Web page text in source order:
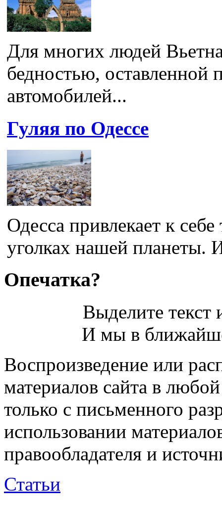
Для многих людей
бедностью, оставленной
автомобилей...
Гуляя по Одессе
Одесса привлекает к
уголках нашей планеты.
Опечатка?
Выделите
И мы в
Воспроизведение или
материалов сайта в
только с письменного
использовании
правообладателя и
Статьи